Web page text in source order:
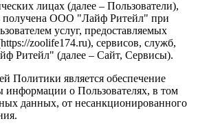
лицах (далее – Пользователи),
получена ООО "Лайф Ритейл" при
услуг, предоставляемых
zoolife174.ru), сервисов, служб,
Ритейл" (далее – Сайт, Сервисы).
Политики является обеспечение
о Пользователях, в том
данных, от несанкционированного